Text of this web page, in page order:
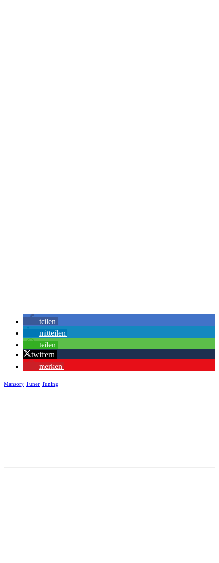
teilen
mitteilen
teilen
twittern
merken
Mansory Tuner Tuning